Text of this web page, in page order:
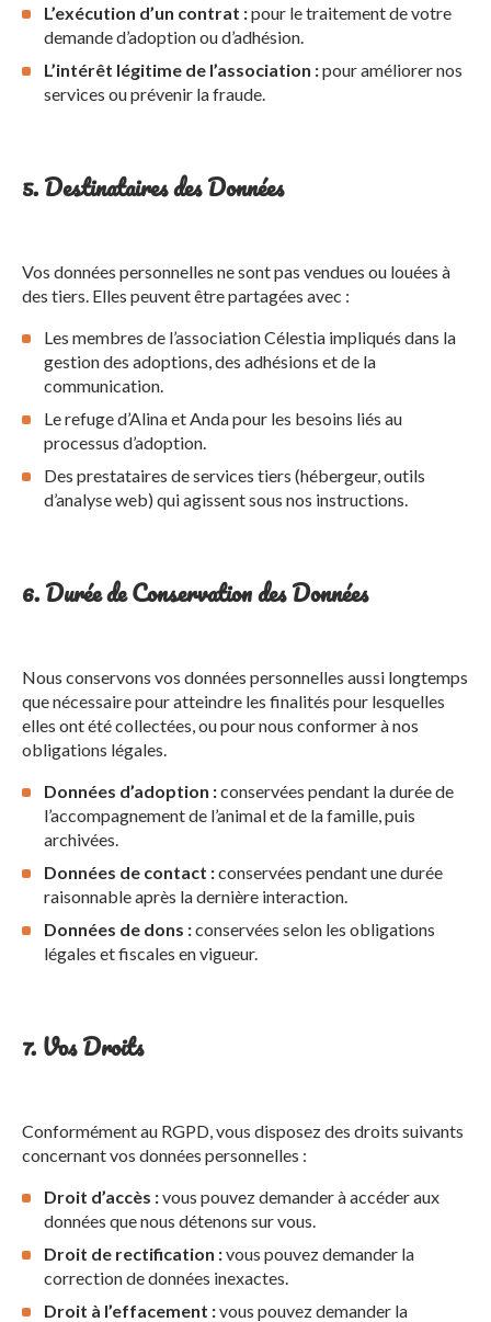
L’exécution d’un contrat :pour le traitement de votre
demande d’adoption ou d’adhésion.
L’intérêt légitime de l’association :pour améliorer nos
services ou prévenir la fraude.
5. Destinataires des Données
Vos données personnelles ne sont pas vendues ou louées à
des tiers. Elles peuvent être partagées avec :
Les membres de l’association Célestia impliqués dans la
gestion des adoptions, des adhésions et de la
communication.
Le refuge d’Alina et Anda pour les besoins liés au
processus d’adoption.
Des prestataires de services tiers (hébergeur, outils
d’analyse web) qui agissent sous nos instructions.
6. Durée de Conservation des Données
Nous conservons vos données personnelles aussi longtemps
que nécessaire pour atteindre les finalités pour lesquelles
elles ont été collectées, ou pour nous conformer à nos
obligations légales.
Données d’adoption :conservées pendant la durée de
l’accompagnement de l’animal et de la famille, puis
archivées.
Données de contact :conservées pendant une durée
raisonnable après la dernière interaction.
Données de dons :conservées selon les obligations
légales et fiscales en vigueur.
7. Vos Droits
Conformément au RGPD, vous disposez des droits suivants
concernant vos données personnelles :
Droit d’accès :vous pouvez demander à accéder aux
données que nous détenons sur vous.
Droit de rectification :vous pouvez demander la
correction de données inexactes.
Droit à l’effacement :vous pouvez demander la